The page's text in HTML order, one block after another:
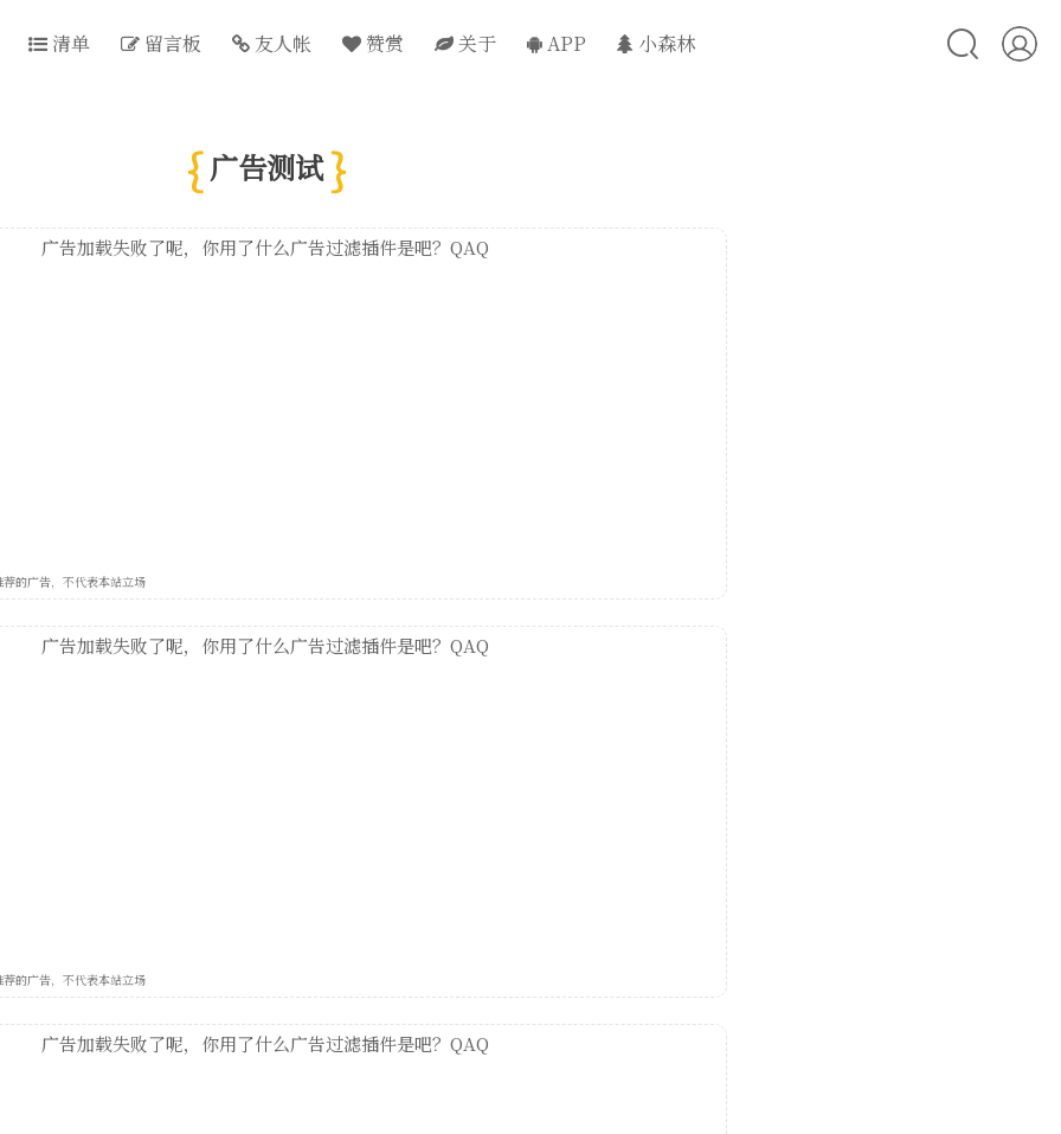
清单 留言板 友人帐 赞赏 关于 APP 小森林
广告测试
广告加载失败了呢，你用了什么广告过滤插件是吧？QAQ
的广告，不代表本站立场
广告加载失败了呢，你用了什么广告过滤插件是吧？QAQ
的广告，不代表本站立场
广告加载失败了呢，你用了什么广告过滤插件是吧？QAQ